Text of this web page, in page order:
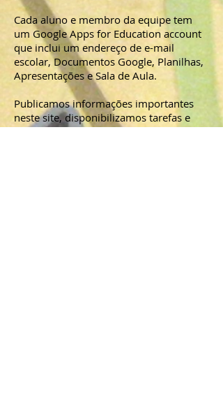
Cada aluno e membro da equipe tem
um Google Apps for Education account
que inclui um endereço de e-mail
escolar, Documentos Google, Planilhas,
Apresentações e Sala de Aula.
Publicamos informações importantes
neste site, disponibilizamos tarefas e
progresso online para alunos e seus pais